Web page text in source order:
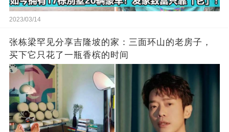
2023/03/14
张栋梁罕见分享吉隆坡的家：三面环山的老房子，
买下它只花了一瓶香槟的时间